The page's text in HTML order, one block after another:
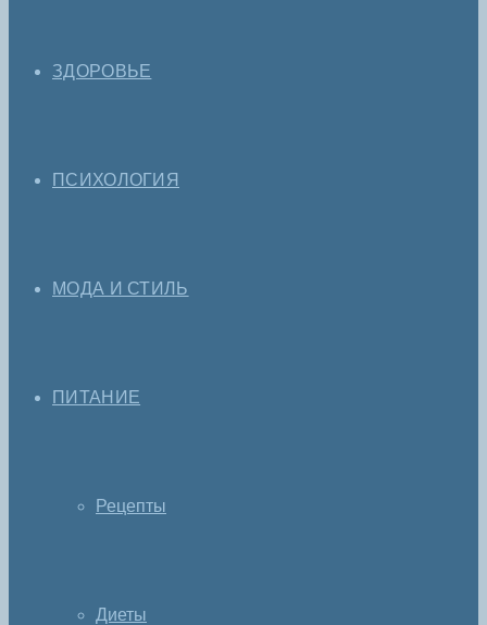
ЗДОРОВЬЕ
ПСИХОЛОГИЯ
МОДА И СТИЛЬ
ПИТАНИЕ
Рецепты
Диеты